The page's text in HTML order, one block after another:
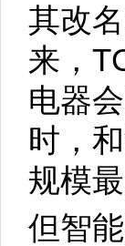
其改
来，
电器
时，
规模
但智